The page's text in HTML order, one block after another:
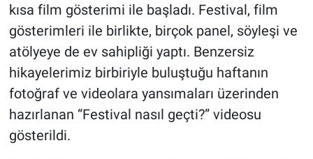
kısa film gösterimi ile başladı. Festival, film
gösterimleri ile birlikte, birçok panel, söyleşi ve
atölyeye de ev sahipliği yaptı. Benzersiz
hikayelerimiz birbiriyle buluştuğu haftanın
fotoğraf ve videolara yansımaları üzerinden
hazırlanan “Festival nasıl geçti?” videosu
gösterildi.
Koronavirüs
Ne demişti
Nedir